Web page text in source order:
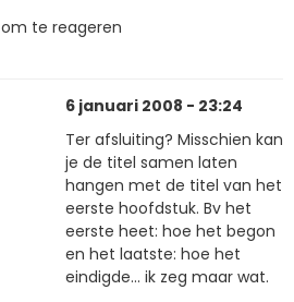
om te reageren
6 januari 2008 - 23:24
Ter afsluiting? Misschien kan
je de titel samen laten
hangen met de titel van het
eerste hoofdstuk. Bv het
eerste heet: hoe het begon
en het laatste: hoe het
eindigde... ik zeg maar wat.